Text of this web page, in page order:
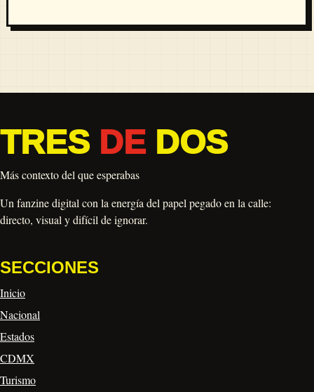
TRES DEDOS
Más contexto del que esperabas
Un fanzine digital con la energía del papel pegado en la calle:
directo, visual y difícil de ignorar.
SECCIONES
Inicio
Nacional
Estados
CDMX
Turismo